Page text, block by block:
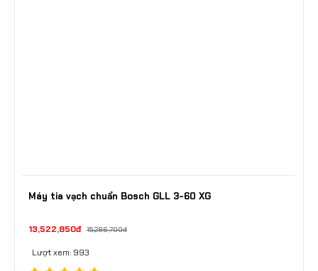
Máy tia vạch chuẩn Bosch GLL 3-60 XG
13,522,850đ 15,286,700đ
Lượt xem: 993